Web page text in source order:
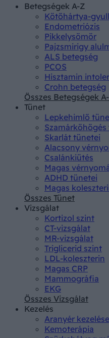
Betegségek A-Z
Kötőhártya-
Endometriózis
Pikkelysömör
Pajzsmirigy
ALS betegség
PCOS
Hisztamin
Crohn betegség
Összes Betegségek
Tünet
Lepkehimlő
Skarlát tünetei
Alacsony
Csalánkiütés
Magas
ADHD tünetei
Magas
Összes Tünet
Vizsgálat
Kortizol szint
CT-vizsgálat
MR-vizsgálat
Triglicerid szint
LDL-koleszterin
Magas CRP
Mammográfia
EKG
Összes Vizsgálat
Kezelés
Aranyér kezelése
Kemoterápia